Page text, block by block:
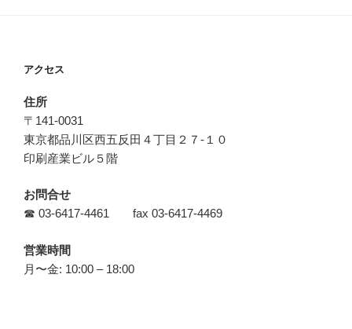
アクセス
住所
〒141-0031
東京都品川区西五反田４丁目２７‐１０
印刷産業ビル５階
お問合せ
☎ 03-6417-4461 fax 03-6417-4469
営業時間
月〜金: 10:00 – 18:00